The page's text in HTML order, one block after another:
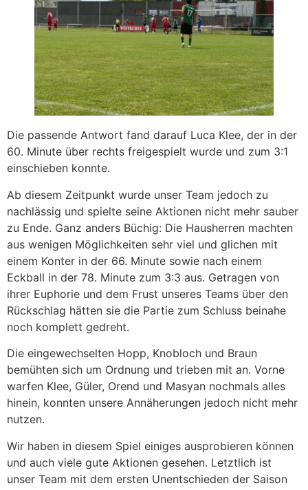
Die passende Antwort fand darauf Luca Klee, der in der
60. Minute über rechts freigespielt wurde und zum 3:1
einschieben konnte.
Ab diesem Zeitpunkt wurde unser Team jedoch zu
nachlässig und spielte seine Aktionen nicht mehr sauber
zu Ende. Ganz anders Büchig: Die Hausherren machten
aus wenigen Möglichkeiten sehr viel und glichen mit
einem Konter in der 66. Minute sowie nach einem
Eckball in der 78. Minute zum 3:3 aus. Getragen von
ihrer Euphorie und dem Frust unseres Teams über den
Rückschlag hätten sie die Partie zum Schluss beinahe
noch komplett gedreht.
Die eingewechselten Hopp, Knobloch und Braun
bemühten sich um Ordnung und trieben mit an. Vorne
warfen Klee, Güler, Orend und Masyan nochmals alles
hinein, konnten unsere Annäherungen jedoch nicht mehr
nutzen.
Wir haben in diesem Spiel einiges ausprobieren können
und auch viele gute Aktionen gesehen. Letztlich ist
unser Team mit dem ersten Unentschieden der Saison